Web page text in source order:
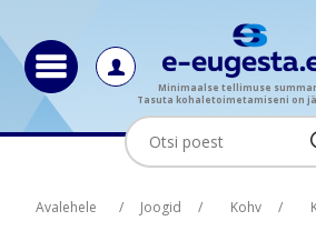
Minimaalse tellimuse
Tasuta kohaletoimetamiseni on
Avalehele / Joogid / Kohv /